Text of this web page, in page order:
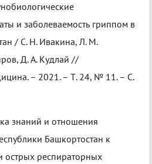
и заболеваемость гриппом в
/ С. Н. Ивакина, Л. М.
Д. А. Кудлай //
– 2021. – Т. 24, № 11. – С.
знаний и отношения
Башкортостан к
острых респираторных